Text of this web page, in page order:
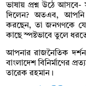
ভাষায় প্রশ্ন উঠে আসবে-
দিলেন? অতএব, আপনি
করছেন, তা জনগণকে
কাছে স্পষ্টভাবে তুলে
আপনার রাজনৈতিক দর্শন
বাংলাদেশ বিনির্মাণের
তারেক রহমান।